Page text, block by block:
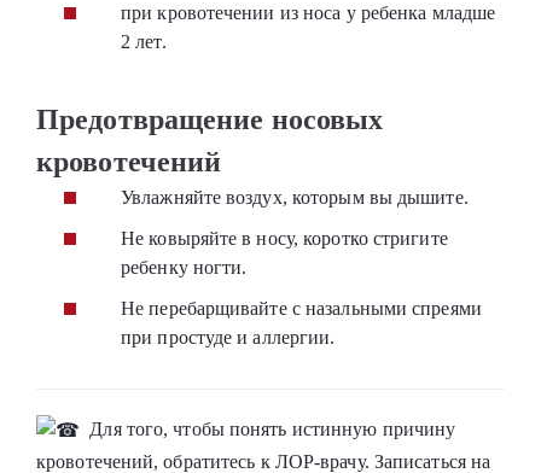
при кровотечении из носа у ребенка младше
2 лет.
Предотвращение носовых
кровотечений
Увлажняйте воздух, которым вы дышите.
Не ковыряйте в носу, коротко стригите
ребенку ногти.
Не перебарщивайте с назальными спреями
при простуде и аллергии.
Для того, чтобы понять истинную причину
кровотечений, обратитесь к ЛОР-врачу. Записаться на